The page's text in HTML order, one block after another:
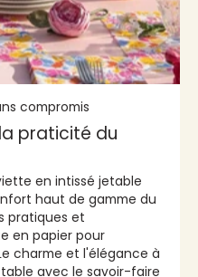
compromis
praticité du
en intissé jetable
haut de gamme du
pratiques et
en papier pour
charme et l'élégance à
avec le savoir-faire